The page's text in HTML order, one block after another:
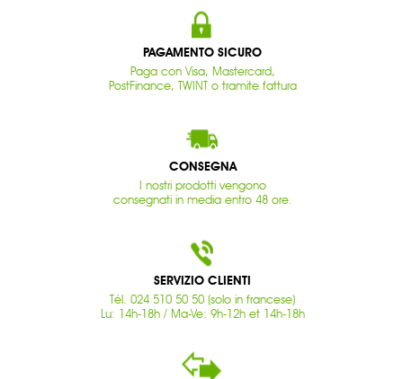
PAGAMENTO SICURO
Paga con Visa, Mastercard,
PostFinance, TWINT o tramite fattura
CONSEGNA
I nostri prodotti vengono
consegnati in media entro 48 ore.
SERVIZIO CLIENTI
Tél. 024 510 50 50 (solo in francese)
Lu: 14h-18h / Ma-Ve: 9h-12h et 14h-18h